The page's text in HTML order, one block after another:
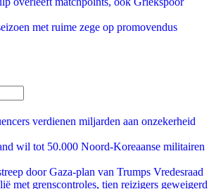
met ruime zege op promovendus
verdienen miljarden aan onzekerheid
wil tot 50.000 Noord-Koreaanse militairen
door Gaza-plan van Trumps Vredesraad
met grenscontroles, tien reizigers geweigerd